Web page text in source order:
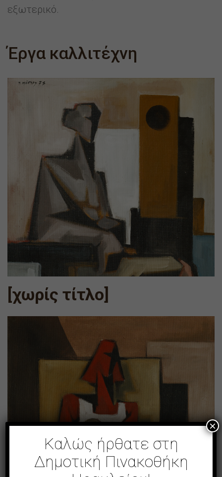
εξωτερικό.
Έργα καλλιτέχνη
[χωρίς τίτλο]
Καλώς ήρθατε στη
Δημοτική Πινακοθήκη
×